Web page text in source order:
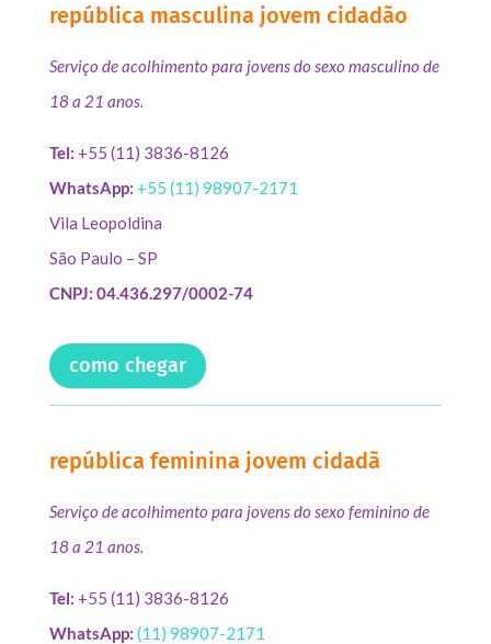
república masculina jovem cidadão
Serviço de acolhimento para jovens do sexo masculino de
18 a 21 anos.
Tel: +55 (11) 3836-8126
WhatsApp: +55 (11) 98907-2171
Vila Leopoldina
São Paulo – SP
CNPJ: 04.436.297/0002-74
como chegar
república feminina jovem cidadã
Serviço de acolhimento para jovens do sexo feminino de
18 a 21 anos.
Tel: +55 (11) 3836-8126
WhatsApp: (11) 98907-2171